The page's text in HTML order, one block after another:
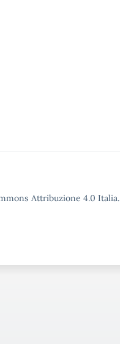
Attribuzione 4.0 Italia.